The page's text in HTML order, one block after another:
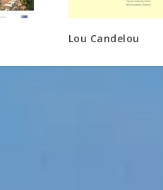
Lou Candelou